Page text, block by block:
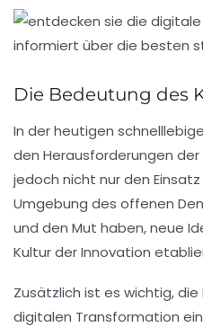
Die Bedeutung des
In der heutigen
den Herausforderungen der
jedoch nicht nur den
Umgebung des offenen
und den Mut haben, neue
Kultur derInnovation
Zusätzlich ist es wichtig, die
digitalen Transformation